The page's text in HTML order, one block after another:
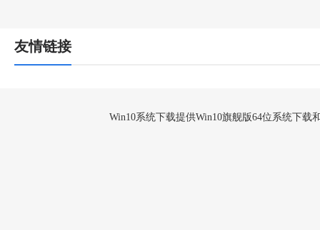
友情链接
Win10系统下载提供Win10旗舰版64位系统下